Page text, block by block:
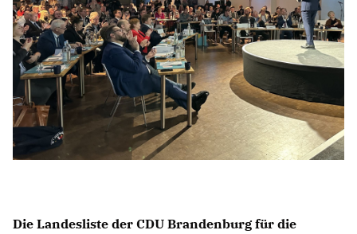
PROGRAMME
WICHTIGE BESCHLÜSSE DER CDU BRANDENBURG
75 JAHRE CDU BRANDENBURG
PRESSE
SPENDEN
Mitglied werden
Die Landesliste der CDU Brandenburg für die